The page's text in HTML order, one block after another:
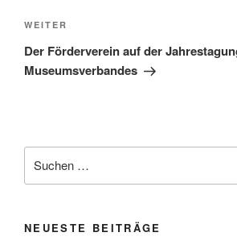
Nächster
Beitrag
WEITER
Der Förderverein auf der
Museumsverbandes
nach:
NEUESTE BEITRÄGE